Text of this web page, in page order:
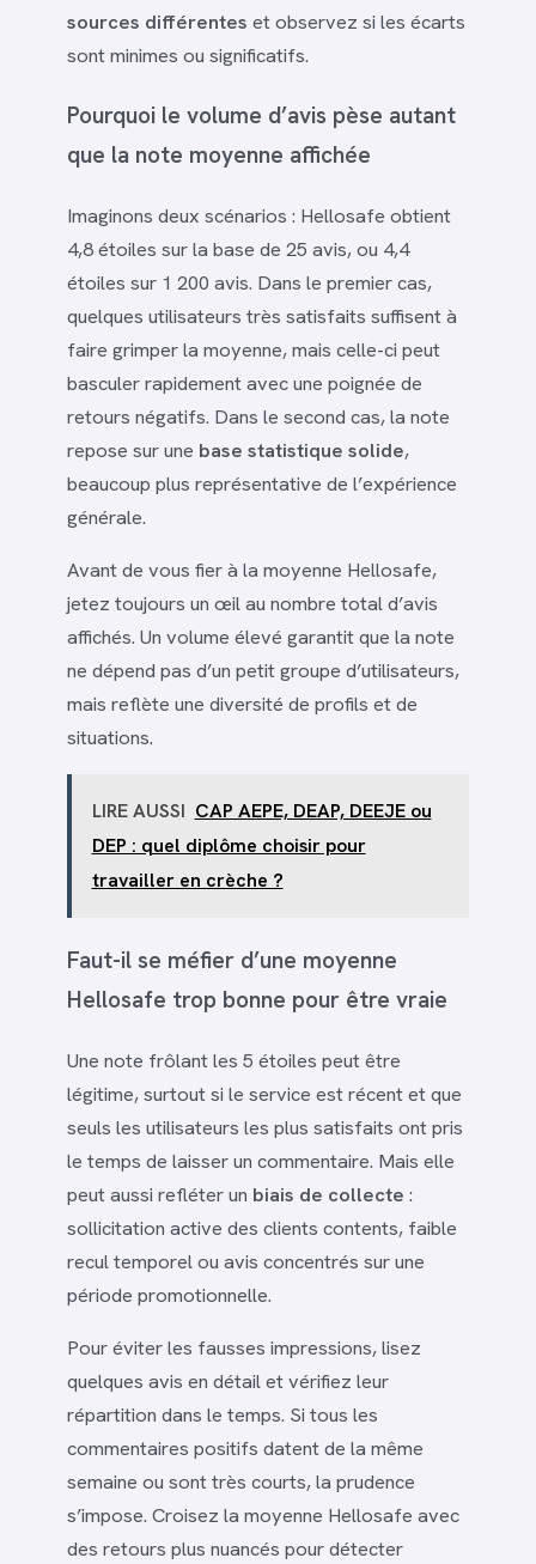
sources différentes et observez si les écarts
sont minimes ou significatifs.
Pourquoi le volume d’avis pèse autant
que la note moyenne affichée
Imaginons deux scénarios : Hellosafe obtient
4,8 étoiles sur la base de 25 avis, ou 4,4
étoiles sur 1 200 avis. Dans le premier cas,
quelques utilisateurs très satisfaits suffisent à
faire grimper la moyenne, mais celle-ci peut
basculer rapidement avec une poignée de
retours négatifs. Dans le second cas, la note
repose sur une base statistique solide,
beaucoup plus représentative de l’expérience
générale.
Avant de vous fier à la moyenne Hellosafe,
jetez toujours un œil au nombre total d’avis
affichés. Un volume élevé garantit que la note
ne dépend pas d’un petit groupe d’utilisateurs,
mais reflète une diversité de profils et de
situations.
LIRE AUSSI CAP AEPE, DEAP, DEEJE ou
DEP : quel diplôme choisir pour
travailler en crèche ?
Faut-il se méfier d’une moyenne
Hellosafe trop bonne pour être vraie
Une note frôlant les 5 étoiles peut être
légitime, surtout si le service est récent et que
seuls les utilisateurs les plus satisfaits ont pris
le temps de laisser un commentaire. Mais elle
peut aussi refléter un biais de collecte :
sollicitation active des clients contents, faible
recul temporel ou avis concentrés sur une
période promotionnelle.
Pour éviter les fausses impressions, lisez
quelques avis en détail et vérifiez leur
répartition dans le temps. Si tous les
commentaires positifs datent de la même
semaine ou sont très courts, la prudence
s’impose. Croisez la moyenne Hellosafe avec
des retours plus nuancés pour détecter